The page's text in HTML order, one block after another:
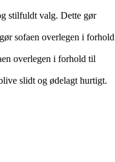
stilfuldt valg. Dette gør
sofaen overlegen i forhold
overlegen i forhold til
slidt og ødelagt hurtigt.